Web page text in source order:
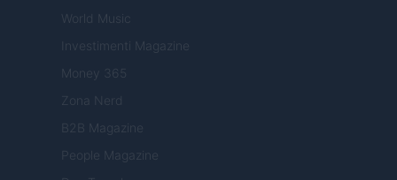
World Music
Investimenti Magazine
Money 365
Zona Nerd
B2B Magazine
People Magazine